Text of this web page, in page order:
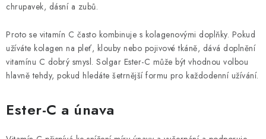
chrupavek, dásní a zubů.
Proto se vitamín C často kombinuje s kolagenovými doplňky. Pokud
užíváte kolagen na pleť, klouby nebo pojivové tkáně, dává doplnění
vitamínu C dobrý smysl. Solgar Ester-C může být vhodnou volbou
hlavně tehdy, pokud hledáte šetrnější formu pro každodenní užívání.
Ester-C a únava